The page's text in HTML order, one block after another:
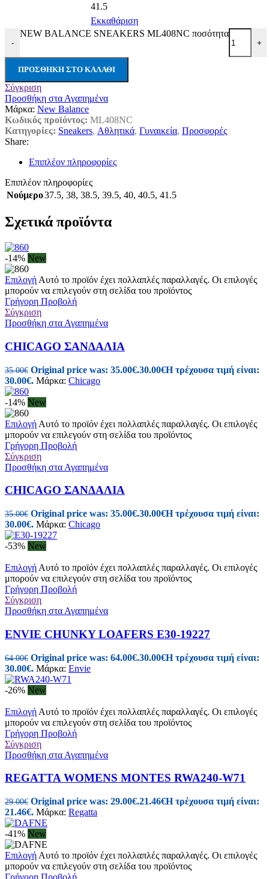
41.5
Εκκαθάριση
-
NEW BALANCE SNEAKERS ML408NC ποσότητα
+
ΠΡΟΣΘΉΚΗ ΣΤΟ ΚΑΛΆΘΙ
Σύγκριση
Προσθήκη στα Αγαπημένα
Μάρκα: New Balance
Κωδικός προϊόντος: ML408NC
Κατηγορίες: Sneakers, Αθλητικά, Γυναικεία, Προσφορές
Share:
Επιπλέον πληροφορίες
Επιπλέον πληροφορίες
Νούμερο37.5, 38, 38.5, 39.5, 40, 40.5, 41.5
Σχετικά προϊόντα
-14% New
Επιλογή Αυτό το προϊόν έχει πολλαπλές παραλλαγές. Οι επιλογές
μπορούν να επιλεγούν στη σελίδα του προϊόντος
Γρήγορη Προβολή
Σύγκριση
Προσθήκη στα Αγαπημένα
CHICAGO ΣΑΝΔΑΛΙΑ
35.00€ Original price was: 35.00€.30.00€Η τρέχουσα τιμή είναι:
30.00€. Μάρκα: Chicago
-14% New
Επιλογή Αυτό το προϊόν έχει πολλαπλές παραλλαγές. Οι επιλογές
μπορούν να επιλεγούν στη σελίδα του προϊόντος
Γρήγορη Προβολή
Σύγκριση
Προσθήκη στα Αγαπημένα
CHICAGO ΣΑΝΔΑΛΙΑ
35.00€ Original price was: 35.00€.30.00€Η τρέχουσα τιμή είναι:
30.00€. Μάρκα: Chicago
-53% New
Επιλογή Αυτό το προϊόν έχει πολλαπλές παραλλαγές. Οι επιλογές
μπορούν να επιλεγούν στη σελίδα του προϊόντος
Γρήγορη Προβολή
Σύγκριση
Προσθήκη στα Αγαπημένα
ENVIE CHUNKY LOAFERS E30-19227
64.00€ Original price was: 64.00€.30.00€Η τρέχουσα τιμή είναι:
30.00€. Μάρκα: Envie
-26% New
Επιλογή Αυτό το προϊόν έχει πολλαπλές παραλλαγές. Οι επιλογές
μπορούν να επιλεγούν στη σελίδα του προϊόντος
Γρήγορη Προβολή
Σύγκριση
Προσθήκη στα Αγαπημένα
REGATTA WOMENS MONTES RWA240-W71
29.00€ Original price was: 29.00€.21.46€Η τρέχουσα τιμή είναι:
21.46€. Μάρκα: Regatta
-41% New
Επιλογή Αυτό το προϊόν έχει πολλαπλές παραλλαγές. Οι επιλογές
μπορούν να επιλεγούν στη σελίδα του προϊόντος
Γρήγορη Προβολή